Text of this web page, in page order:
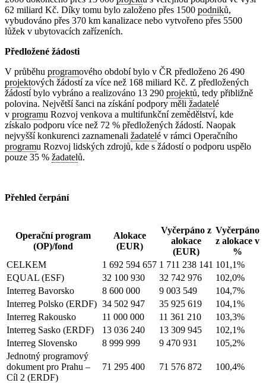
62 miliard Kč. Díky tomu bylo založeno přes 1500 podniků,
vybudováno přes 370 km kanalizace nebo vytvořeno přes 5500
lůžek v ubytovacích zařízeních.
Předložené žádosti
V průběhu programového období bylo v ČR předloženo 26 490
projektových žádostí za více než 168 miliard Kč. Z předložených
žádostí bylo vybráno a realizováno 13 290 projektů, tedy přibližně
polovina. Největší šanci na získání podpory měli žadatelé
v programu Rozvoj venkova a multifunkční zemědělství, kde
získalo podporu více než 72 % předložených žádostí. Naopak
nejvyšší konkurenci zaznamenali žadatelé v rámci Operačního
programu Rozvoj lidských zdrojů, kde s žádostí o podporu uspělo
pouze 35 % žadatelů.
Přehled čerpání
Operační program
(OP)/fond
Alokace
(EUR)
Vyčerpáno z
alokace
(EUR)
Vyčerpáno
z alokace v
%
CELKEM
1 692 594 657 1 711 238 141 101,1%
EQUAL (ESF)
32 100 930 32 742 976
102,0%
Interreg Bavorsko
8 600 000 9 003 549
104,7%
Interreg Polsko (ERDF) 34 502 947 35 925 619
104,1%
Interreg Rakousko
11 000 000 11 361 210
103,3%
Interreg Sasko (ERDF)
13 036 240 13 309 945
102,1%
Interreg Slovensko
8 999 999 9 470 931
105,2%
Jednotný programový
dokument pro Prahu –
Cíl 2 (ERDF)
71 295 400 71 576 872 100,4%